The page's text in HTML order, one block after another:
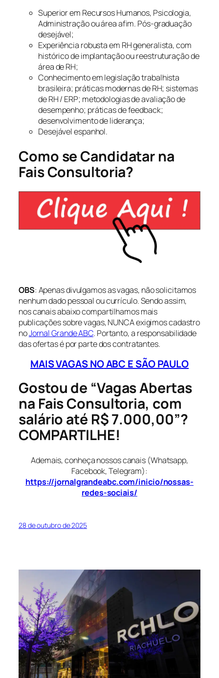
Superior em Recursos Humanos, Psicologia,
Administração ou área afim. Pós-graduação
desejável;
Experiência robusta em RH generalista, com
histórico de implantação ou reestruturação de
área de RH;
Conhecimento em legislação trabalhista
brasileira; práticas modernas de RH; sistemas
de RH / ERP; metodologias de avaliação de
desempenho; práticas de feedback;
desenvolvimento de liderança;
Desejável espanhol.
Como se Candidatar na
Fais Consultoria?
OBS: Apenas divulgamos as vagas, não solicitamos
nenhum dado pessoal ou currículo. Sendo assim,
nos canais abaixo compartilhamos mais
publicações sobre vagas, NUNCA exigimos cadastro
noJornal Grande ABC. Portanto, a responsabilidade
das ofertas é por parte dos contratantes.
MAIS VAGAS NOABC E SÃO PAULO
Gostou de “Vagas Abertas
na Fais Consultoria, com
salário até R$ 7.000,00”?
COMPARTILHE!
Ademais, conheça nossos canais (Whatsapp,
Facebook, Telegram):
https://jornalgrandeabc.com/inicio/nossas-
redes-sociais/
28 de outubro de 2025